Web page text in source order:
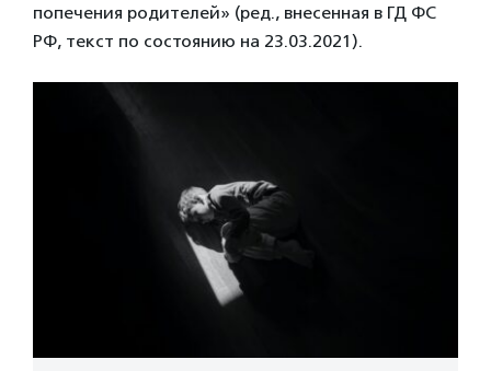
попечения родителей» (ред., внесенная в ГД ФС
РФ, текст по состоянию на 23.03.2021).